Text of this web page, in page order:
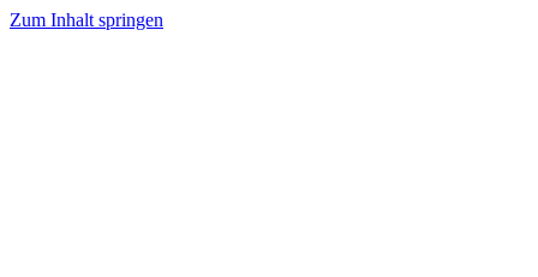
Zum Inhalt springen